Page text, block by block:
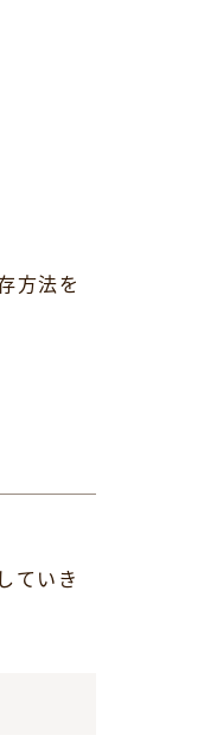
方法を
ていき